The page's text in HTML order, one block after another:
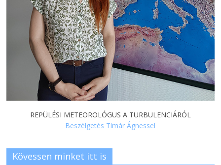
REPÜLÉSI METEOROLÓGUS A TURBULENCIÁRÓL
Beszélgetés Tímár Ágnessel
Kövessen minket itt is